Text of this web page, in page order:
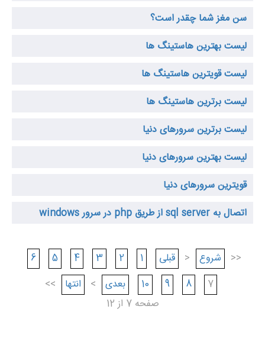
سن مغز شما چقدر است؟
لیست بهترین هاستینگ ها
لیست قویترین هاستینگ ها
لیست برترین هاستینگ ها
لیست برترین سرورهای دنیا
لیست بهترین سرورهای دنیا
قویترین سرورهای دنیا
اتصال به sql server از طریق php در سرور windows
<< شروع < قبلی 1
2
3
4
5
6
7
8
9
10 بعدی > انتها
>>
صفحه 7 از 12